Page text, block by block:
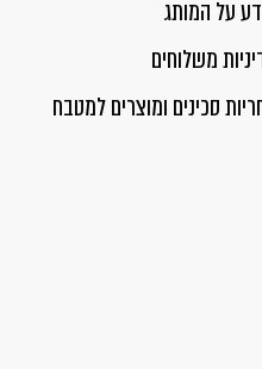
על המותג
משלוחים
סכינים ומוצרים למטבח